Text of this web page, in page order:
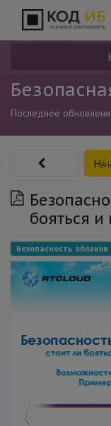
Последнее
бояться и
Безопасность облаков